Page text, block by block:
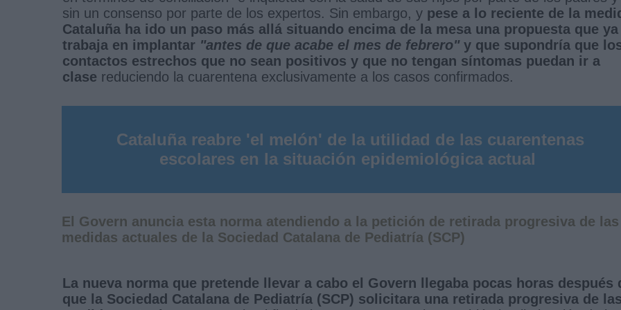
sin un consenso por parte de los expertos. Sin embargo, y pese a lo reciente de la
Cataluña ha ido un paso más allá situando encima de la mesa una propuesta que ya
trabaja en implantar "antes de que acabe el mes de febrero"y que supondría que
contactos estrechos que no sean positivos y que no tengan síntomas puedan ir a
clase reduciendo la cuarentena exclusivamente a los casos confirmados.
Cataluña reabre 'el melón' de la utilidad de las cuarentenas
escolares en la situación epidemiológica actual
El Govern anuncia esta norma atendiendo a la petición de retirada progresiva de las
medidas actuales de la Sociedad Catalana de Pediatría (SCP)
La nueva norma que pretende llevar a cabo el Govern llegaba pocas horas después
que la Sociedad Catalana de Pediatría (SCP) solicitara una retirada progresiva de las